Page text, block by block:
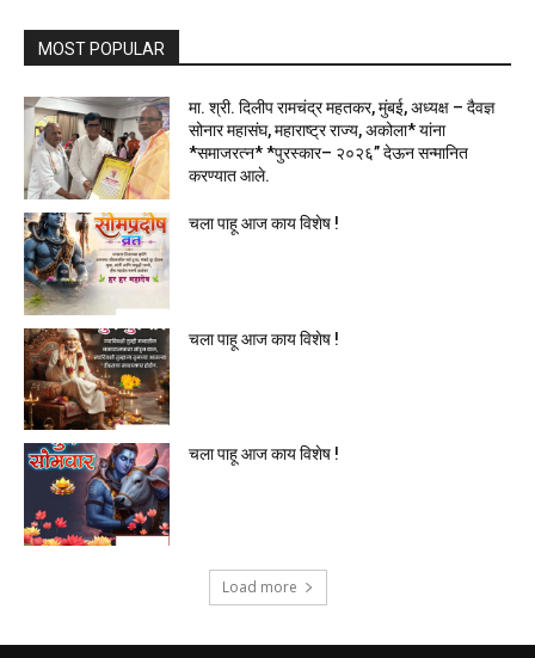
MOST POPULAR
मा. श्री. दिलीप रामचंद्र महतकर, मुंबई, अध्यक्ष – दैवज्ञ
सोनार महासंघ, महाराष्ट्र राज्य, अकोला* यांना
*समाजरत्न* *पुरस्कार– २०२६” देऊन सन्मानित
करण्यात आले.
चला पाहू आज काय विशेष !
चला पाहू आज काय विशेष !
चला पाहू आज काय विशेष !
Load more